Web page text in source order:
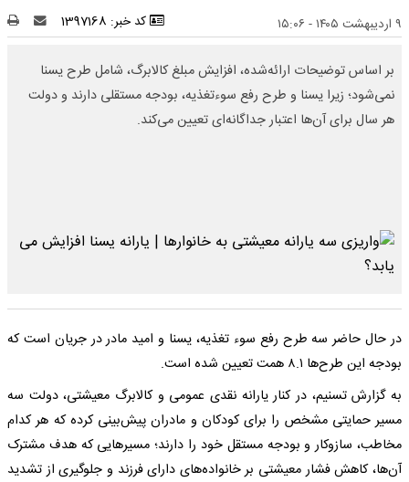
۹ اردیبهشت ۱۴۰۵ - ۱۵:۰۶ کد خبر: 1397168
بر اساس توضیحات ارائه‌شده، افزایش مبلغ کالابرگ، شامل طرح یسنا
نمی‌شود؛ زیرا یسنا و طرح رفع سوءتغذیه، بودجه مستقلی دارند و دولت
هر سال برای آن‌ها اعتبار جداگانه‌ای تعیین می‌کند.
در حال حاضر سه طرح رفع سوء تغذیه، یسنا و امید مادر در جریان است که
بودجه این طرح‌ها ۸.۱ همت تعیین شده است.
به گزارش تسنیم، در کنار یارانه نقدی عمومی و کالابرگ معیشتی، دولت سه
مسیر حمایتی مشخص را برای کودکان و مادران پیش‌بینی کرده که هر کدام
مخاطب، سازوکار و بودجه مستقل خود را دارند؛ مسیرهایی که هدف مشترک
آن‌ها، کاهش فشار معیشتی بر خانواده‌های دارای فرزند و جلوگیری از تشدید